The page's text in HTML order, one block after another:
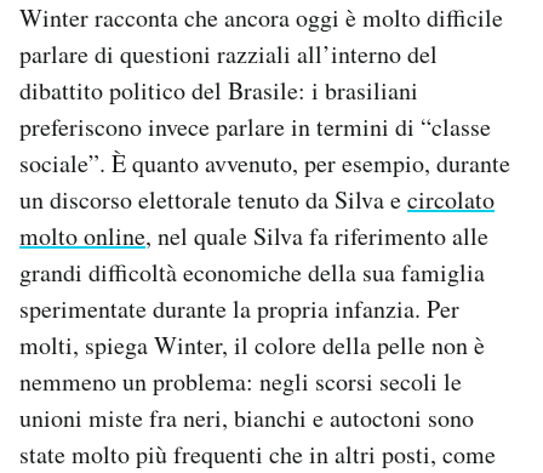
Winter racconta che ancora oggi è molto difficile
parlare di questioni razziali all’interno del
dibattito politico del Brasile: i brasiliani
preferiscono invece parlare in termini di “classe
sociale”. È quanto avvenuto, per esempio, durante
un discorso elettorale tenuto da Silva ecircolato
molto online, nel quale Silva fa riferimento alle
grandi difficoltà economiche della sua famiglia
sperimentate durante la propria infanzia. Per
molti, spiega Winter, il colore della pelle non è
nemmeno un problema: negli scorsi secoli le
unioni miste fra neri, bianchi e autoctoni sono
state molto più frequenti che in altri posti, come